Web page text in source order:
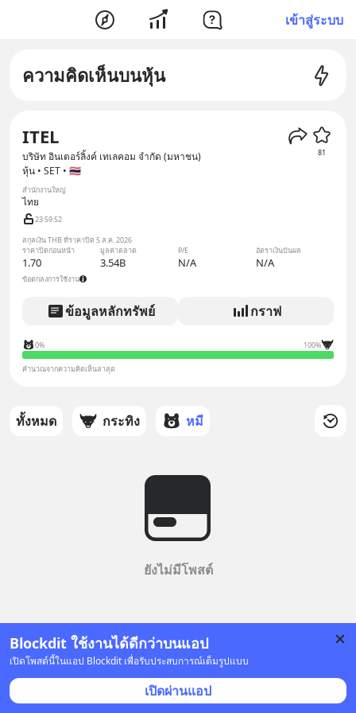
เข้าสู่ระบบ
ความคิดเห็นบนหุ้น
ITEL
บริษัท อินเตอร์ลิ้งค์ เทเลคอม จำกัด (มหาชน) 81
หุ้น • SET • 🇹🇭
สำนักงานใหญ่
ไทย
23:59:52
สกุลเงิน THB ที่ราคาปิด 5 ส.ค. 2026
ราคาปิดก่อนหน้า
มูลค่าตลาด P/E อัตราเงินปันผล
1.70 3.54B N/A N/A
ข้อตกลงการใช้งาน
ข้อมูลหลักทรัพย์ กราฟ
0% 100%
คำนวณจากความคิดเห็นล่าสุด
ทั้งหมด กระทิง หมี
ยังไม่มีโพสต์
Blockdit ใช้งานได้ดีกว่าบนแอป
เปิดโพสต์นี้ในแอป Blockdit เพื่อรับประสบการณ์เต็มรูปแบบ
เปิดผ่านแอป